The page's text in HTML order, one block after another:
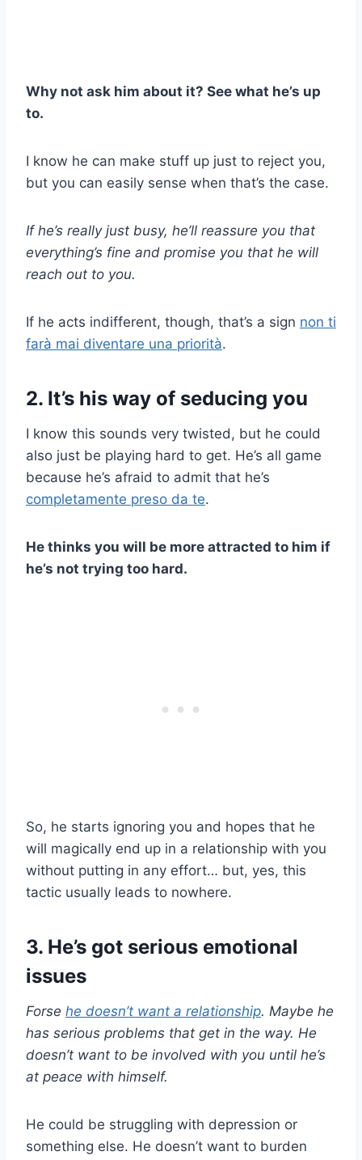
Why not ask him about it? See what he’s up
to.
I know he can make stuff up just to reject you,
but you can easily sense when that’s the case.
If he’s really just busy, he’ll reassure you that
everything’s fine and promise you that he will
reach out to you.
If he acts indifferent, though, that’s a sign non ti
farà mai diventare una priorità.
2. It’s his way of seducing you
I know this sounds very twisted, but he could
also just be playing hard to get. He’s all game
because he’s afraid to admit that he’s
completamente preso da te.
He thinks you will be more attracted to him if
he’s not trying too hard.
So, he starts ignoring you and hopes that he
will magically end up in a relationship with you
without putting in any effort… but, yes, this
tactic usually leads to nowhere.
3. He’s got serious emotional
issues
Forse he doesn’t want a relationship. Maybe he
has serious problems that get in the way. He
doesn’t want to be involved with you until he’s
at peace with himself.
He could be struggling with depression or
something else. He doesn’t want to burden